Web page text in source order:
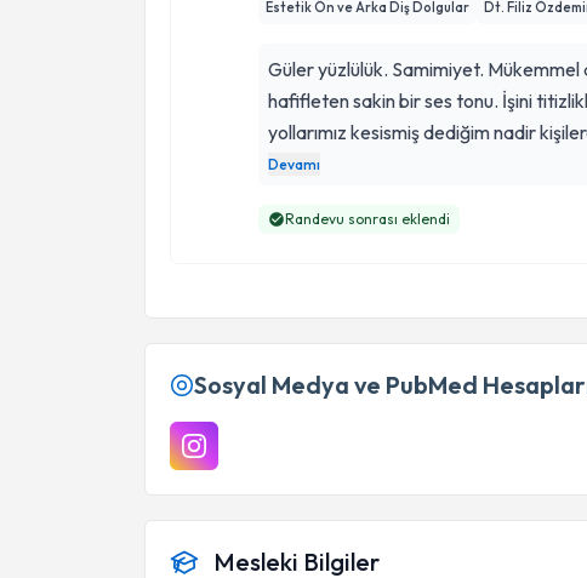
Estetik Ön ve Arka Diş Dolgular Dt. Filiz
Güler yüzlülük. Samimiyet. Mükemmel
hafifleten sakin bir ses tonu. İşini
yollarımız kesismiş dediğim nadir
bir konuda yanında çalışan
Devamı
Randevu sonrası eklendi
Sosyal Medya ve PubMed
Mesleki Bilgiler